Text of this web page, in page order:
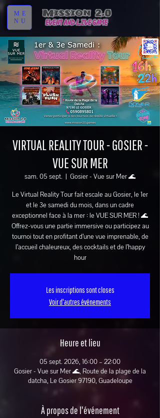
ME
NU
VIRTUAL REALITY TOUR - GOSIER -
VUE SUR MER
sam. 05 sept.
  |
Gosier - Vue sur Mer 🌊
Le Virtual Reality Tour fait escale au Gosier, le 1er
et le 3e samedi du mois, dans un cadre
exceptionnel face à la mer : le VUE SUR MER ! 🌊
Offrez-vous une partie immersive ou participez au
tournoi tout en profitant d’une vue imprenable, de
l’accueil chaleureux, des cocktails et de l’happy
hour
Les inscriptions sont closes
Voir d'autres événements
Heure et lieu
05 sept. 2026, 16:00 – 22:00
Gosier - Vue sur Mer 🌊, Route de la plage de la
datcha, Le Gosier 97190, Guadeloupe
À propos de l'événement